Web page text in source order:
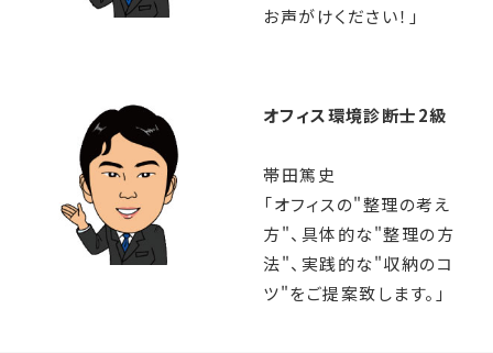
お声がけください！」
オフィス環境診断士2級
帯田篤史
「オフィスの"整理の考え
方"、具体的な"整理の方
法"、実践的な"収納のコ
ツ"をご提案致します。」